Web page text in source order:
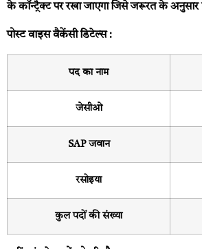
के कॉन्ट्रैक्ट पर रखा जाएगा जिसे जरूरत के अनुसार
पोस्ट वाइस वैकेंसी डिटेल्स :
पद का नाम
जेसीओ
SAP जवान
रसोइया
कुल पदों की संख्या